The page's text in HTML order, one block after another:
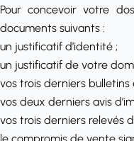
Pour concevoir votre
documents suivants :
un justificatif d’identité ;
un justificatif de votre
vos trois derniers bulletins
vos deux derniers avis
vos trois derniers relevés
le compromis de vente